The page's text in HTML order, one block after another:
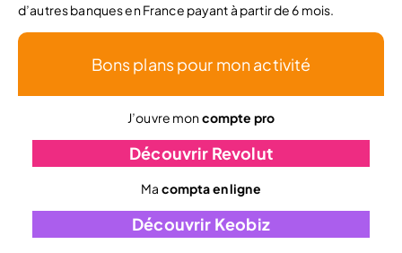
d’autres banques en France payant à partir de 6 mois.
Bons plans pour mon activité
J’ouvre moncompte pro
Découvrir Revolut
Ma compta en ligne
Découvrir Keobiz